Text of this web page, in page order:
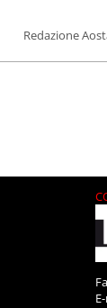
Redazione